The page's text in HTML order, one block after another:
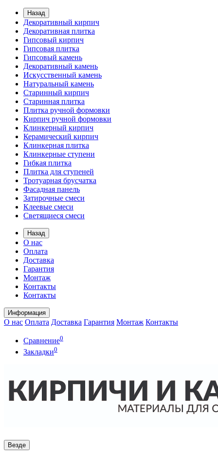
Назад
Декоративный кирпич
Декоративная плитка
Гипсовый кирпич
Гипсовая плитка
Гипсовый камень
Декоративный камень
Искусственный камень
Натуральный камень
Старинный кирпич
Старинная плитка
Плитка ручной формовки
Кирпич ручной формовки
Клинкерный кирпич
Керамический кирпич
Клинкерная плитка
Клинкерные ступени
Гибкая плитка
Плитка для ступеней
Тротуарная брусчатка
Фасадная панель
Затирочные смеси
Клеевые смеси
Светящиеся смеси
Назад
О нас
Оплата
Доставка
Гарантия
Монтаж
Контакты
Контакты
Информация
О нас Оплата Доставка Гарантия Монтаж Контакты
Сравнение0
Закладки0
Везде